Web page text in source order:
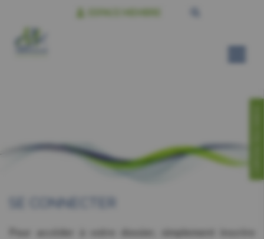
SE CONNECTER
Pour accéder à votre dossier, simplement inscrire